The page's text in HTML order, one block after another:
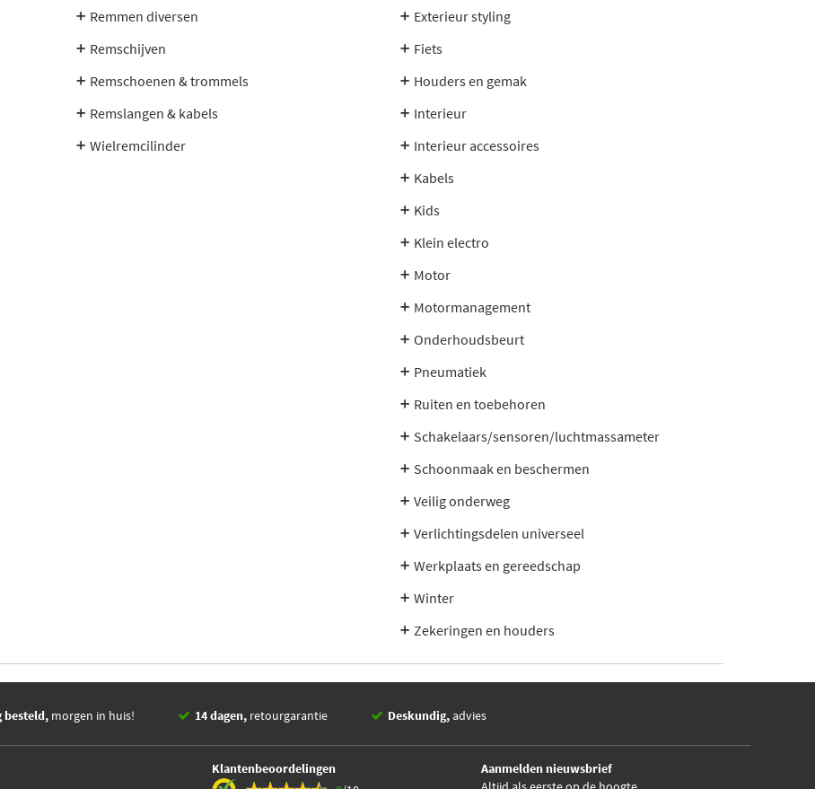
Remmen diversen
Remschijven
Remschoenen & trommels
Remslangen & kabels
Wielremcilinder
Exterieur styling
Fiets
Houders en gemak
Interieur
Interieur accessoires
Kabels
Kids
Klein electro
Motor
Motormanagement
Onderhoudsbeurt
Pneumatiek
Ruiten en toebehoren
Schakelaars/sensoren/luchtmassameter
Schoonmaak en beschermen
Veilig onderweg
Verlichtingsdelen universeel
Werkplaats en gereedschap
Winter
Zekeringen en houders
besteld, morgen in huis! 14 dagen, retourgarantie Deskundig,advies
Klantenbeoordelingen
Aanmelden nieuwsbrief